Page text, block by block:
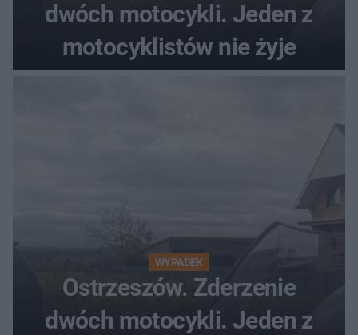
dwóch motocykli. Jeden z
motocyklistów nie żyje
WYPADEK
Ostrzeszów. Zderzenie
dwóch motocykli. Jeden z